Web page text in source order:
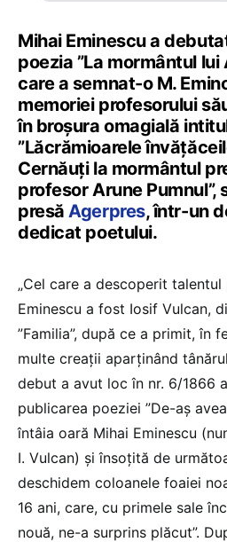
Mihai Eminescu a
poezia ”La mormântul lui
care a semnat-o M.
memoriei profesorului
în broşura omagială
”Lăcrămioarele
Cernăuți la mormântul
profesor Arune Pumnul”,
presă Agerpres, într-un
dedicat poetului.
„Cel care a descoperit
Eminescu a fost Iosif Vulcan,
”Familia”, după ce a primit, în
multe creații aparținând
debut a avut loc în nr. 6/1866
publicarea poeziei ”De-aş
întâia oară Mihai Eminescu
I. Vulcan) şi însoţită de
deschidem coloanele foaiei
16 ani, care, cu primele sale
nouă, ne-a surprins plăcut”.